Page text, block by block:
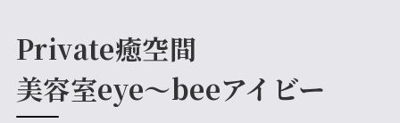
Private癒空間
美容室eye～beeアイビー